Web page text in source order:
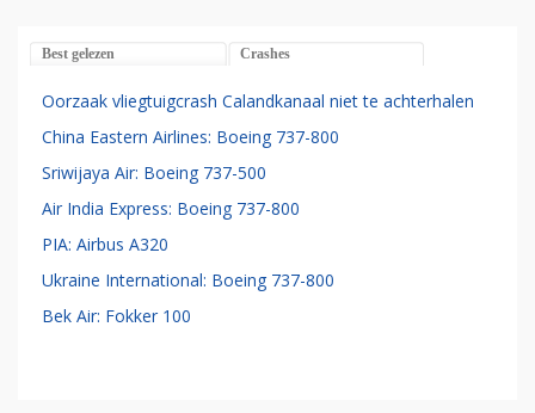
Best gelezen Crashes
Oorzaak vliegtuigcrash Calandkanaal niet te achterhalen
China Eastern Airlines: Boeing 737-800
Sriwijaya Air: Boeing 737-500
Air India Express: Boeing 737-800
PIA: Airbus A320
Ukraine International: Boeing 737-800
Bek Air: Fokker 100